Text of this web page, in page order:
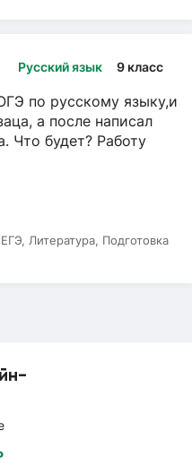
Русский язык 9 класс
по русскому языку,и
а после написал
Что будет? Работу
Литература, Подготовка